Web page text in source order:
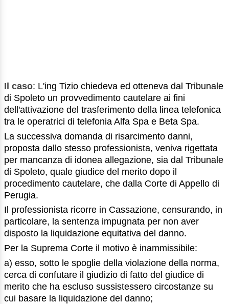
Il caso: L'ing Tizio chiedeva ed otteneva dal Tribunale
di Spoleto un provvedimento cautelare ai fini
dell'attivazione del trasferimento della linea telefonica
tra le operatrici di telefonia Alfa Spa e Beta Spa.
La successiva domanda di risarcimento danni,
proposta dallo stesso professionista, veniva rigettata
per mancanza di idonea allegazione, sia dal Tribunale
di Spoleto, quale giudice del merito dopo il
procedimento cautelare, che dalla Corte di Appello di
Perugia.
Il professionista ricorre in Cassazione, censurando, in
particolare, la sentenza impugnata per non aver
disposto la liquidazione equitativa del danno.
Per la Suprema Corte il motivo è inammissibile:
a) esso, sotto le spoglie della violazione della norma,
cerca di confutare il giudizio di fatto del giudice di
merito che ha escluso sussistessero circostanze su
cui basare la liquidazione del danno;